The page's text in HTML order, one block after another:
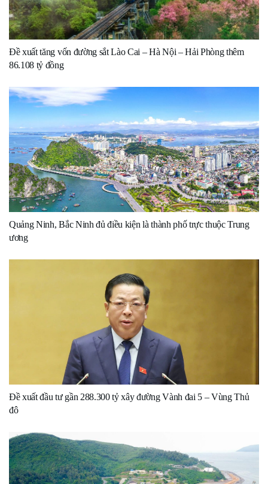
Đề xuất tăng vốn đường sắt Lào Cai – Hà Nội – Hải Phòng thêm
86.108 tỷ đồng
Quảng Ninh, Bắc Ninh đủ điều kiện là thành phố trực thuộc Trung
ương
Đề xuất đầu tư gần 288.300 tỷ xây đường Vành đai 5 – Vùng Thủ
đô